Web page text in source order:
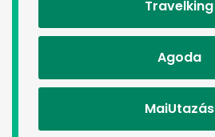
Travelking
Agoda
MaiUtazás